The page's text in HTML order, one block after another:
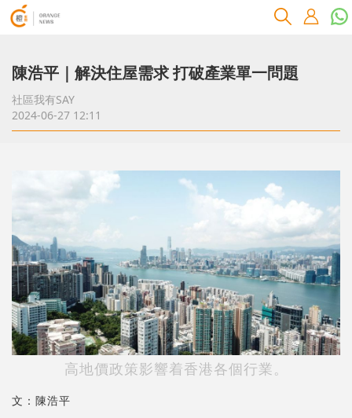
陳浩平｜解決住屋需求 打破產業單一問題
社區我有SAY
2024-06-27 12:11
高地價政策影響着香港各個行業。
文：陳浩平